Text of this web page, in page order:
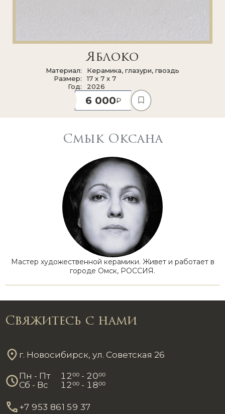
Яблоко
Материал
Керамика, глазури, гвоздь
Размер
17 x 7 x 7
Год
2026
6 000
Смык Оксана
Мастер художественной керамики. Живет и работает в
городе Омск, РОССИЯ.
Свяжитесь с нами
г. Новосибирск, ул. Советская 26
Пн - Пт 1200 - 2000
Сб - Вс
1200 - 1800
+7 953 861 59 37